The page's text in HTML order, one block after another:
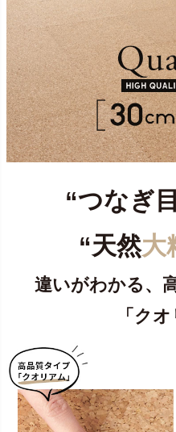
“つなぎ
“天然大
違いがわかる、
「ク